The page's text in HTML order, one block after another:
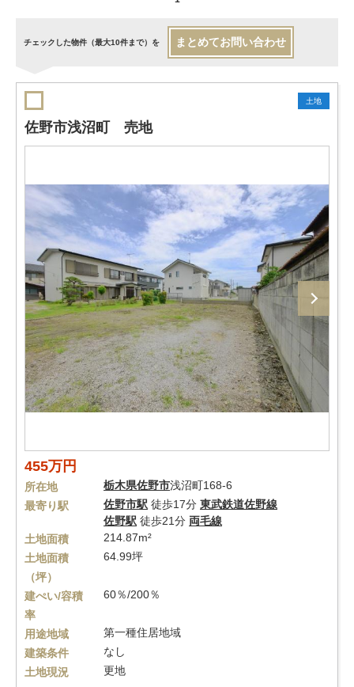
チェックした物件（最大10件まで）を まとめてお問い合わせ
土地
佐野市浅沼町 売地
455万円
所在地 栃木県佐野市浅沼町168-6
最寄り駅
佐野市駅 徒歩17分 東武鉄道佐野線
佐野駅 徒歩21分 両毛線
土地面積
214.87m²
土地面積
（坪）
64.99坪
建ぺい/容積
率
60％/200％
用途地域
第一種住居地域
建築条件
なし
土地現況
更地